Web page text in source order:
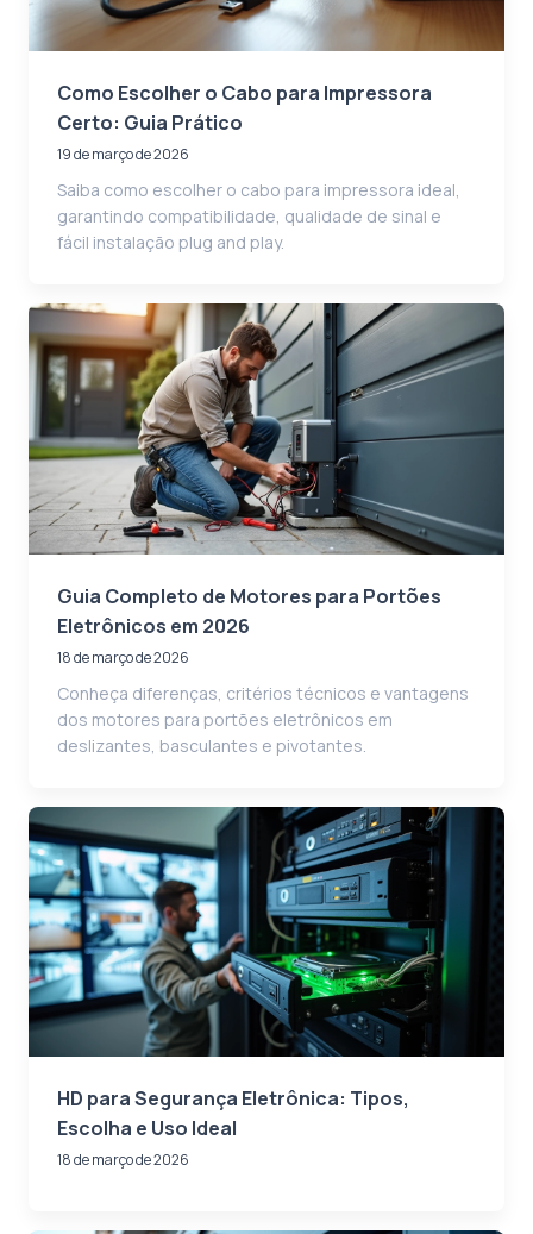
Como Escolher o Cabo para Impressora
Certo: Guia Prático
19 de março de 2026
Saiba como escolher o cabo para impressora ideal,
garantindo compatibilidade, qualidade de sinal e
fácil instalação plug and play.
Guia Completo de Motores para Portões
Eletrônicos em 2026
18 de março de 2026
Conheça diferenças, critérios técnicos e vantagens
dos motores para portões eletrônicos em
deslizantes, basculantes e pivotantes.
HD para Segurança Eletrônica: Tipos,
Escolha e Uso Ideal
18 de março de 2026